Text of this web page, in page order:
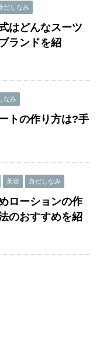
だしなみ
はどんなスーツ
ランドを紹
なみ
トの作り方は?手
美容 身だしなみ
ローションの作
のおすすめを紹